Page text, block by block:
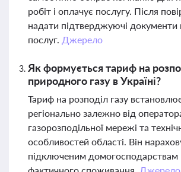
робіт і оплачує послугу. Після
надати підтверджуючі документи
послуг. Джерело
Як формується тариф на
природного газу в Україні?
Тариф на розподіл газу
регіонально залежно від
газорозподільної мережі та
особливостей області. Він
підключеним домогосподарствам